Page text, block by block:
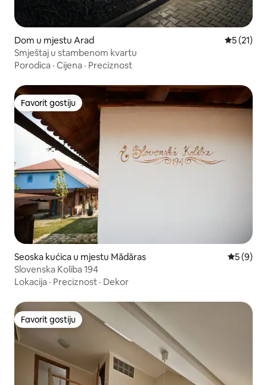
Dom u mjestu Arad Prosječna
5 (21)
Smještaj u stambenom kvartu
Porodica · Cijena · Preciznost
Favorit gostiju
Favorit gostiju
Seoska kućica u mjestu Mădăras
5 (9)
Slovenska Koliba 194
Lokacija · Preciznost · Dekor
Favorit gostiju
Favorit gostiju